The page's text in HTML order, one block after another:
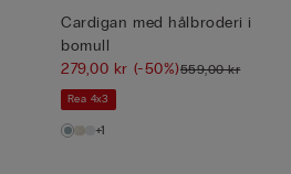
Cardigan med hålbroderi i
bomull
279,00 kr (-50%)559,00 kr
Rea 4x3
+1